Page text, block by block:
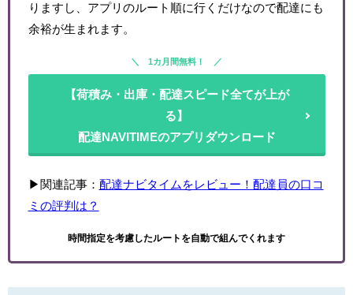
りますし、アプリのルート順に行くだけなので配達にも
余裕が生まれます。
1カ月間無料！
【荷積み・出庫・配達スピード全てが上が
る】
配達NAVITIMEのアプリダウンロード
▶関連記事： 配達ナビタイムをレビュー！配達員の口コ
ミの評判は？
時間指定を考慮したルートを自動で組んでくれます